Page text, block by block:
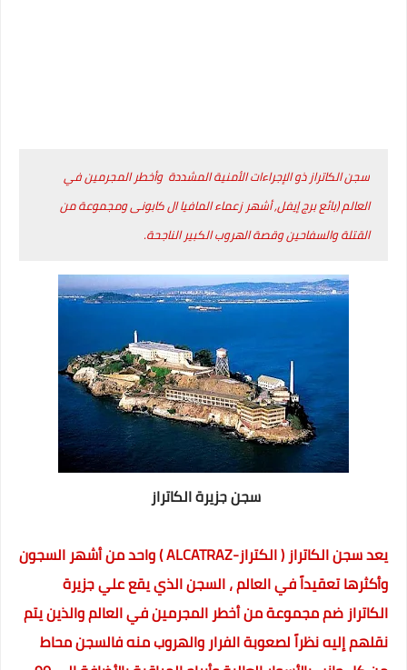
سجن الكاتراز ذو الإجراءات الأمنية المشددة وأخطر المجرمين في
العالم (بائع برج إيفل, أشهر زعماء المافيا ال كابونى ومجموعة من
القتلة والسفاحين وقصة الهروب الكبير الناجحة.
سجن جزيرة الكاتراز
يعد سجن الكاتراز ( الكتراز-ALCATRAZ ) واحد من أشهر السجون
وأكثرها تعقيداً في العالم ، السجن الذي يقع علي جزيرة
الكاتراز ضم مجموعة من أخطر المجرمين في العالم والذين يتم
نقلهم إليه نظراً لصعوبة الفرار والهروب منه فالسجن محاط